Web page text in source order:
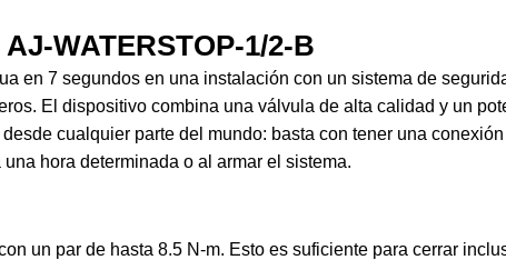
WATERSTOP-1/2-B
en 7 segundos en una instalación con un sistema de
El dispositivo combina una válvula de alta calidad y un
cualquier parte del mundo: basta con tener una
hora determinada o al armar el sistema.
un par de hasta 8.5 N-m. Esto es suficiente para cerrar